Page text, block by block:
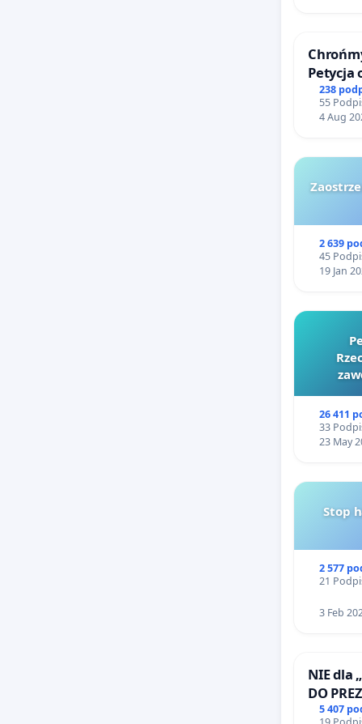
Petycja
238
55
4 Aug
2 639
45
19 Jan
26 411
33
23 May
Stop
2 577
21
3 Feb
NIE dla
DO
5 407